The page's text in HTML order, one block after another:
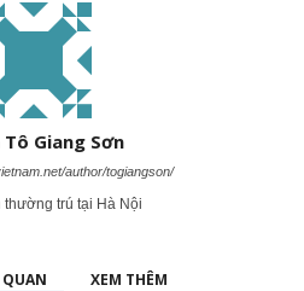
Tô Giang Sơn
author/togiangson/
thường trú tại Hà Nội
XEM THÊM